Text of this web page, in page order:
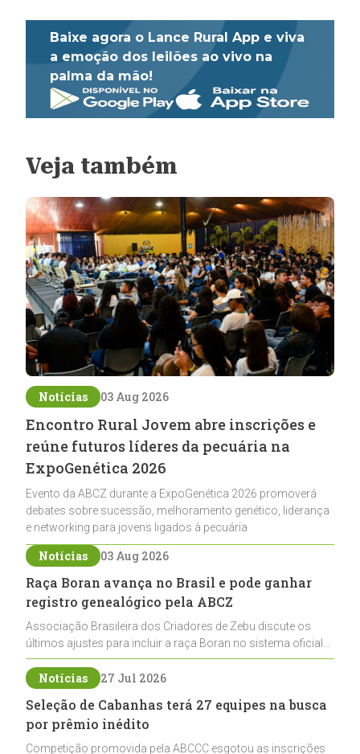
Baixe agora o Lance Rural App e viva
a emoção dos leilões ao vivo na
palma da mão!
Veja também
Notícias 03 Aug 2026
Encontro Rural Jovem abre inscrições e
reúne futuros líderes da pecuária na
ExpoGenética 2026
Evento da ABCZ durante a ExpoGenética 2026 promoverá
debates sobre sucessão, melhoramento genético, liderança
e networking para jovens ligados à pecuária
Notícias 03 Aug 2026
Raça Boran avança no Brasil e pode ganhar
registro genealógico pela ABCZ
Associação Brasileira dos Criadores de Zebu discute os
últimos ajustes para incluir a raça Boran no sistema oficial
de registros, abrindo caminho para sua expansão na
pecuária nacional
Notícias 27 Jul 2026
Seleção de Cabanhas terá 27 equipes na busca
por prêmio inédito
Competição promovida pela ABCCC esgotou as inscrições